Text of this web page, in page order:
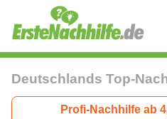
Deutschlands Top-
Profi-Nachhilfe ab